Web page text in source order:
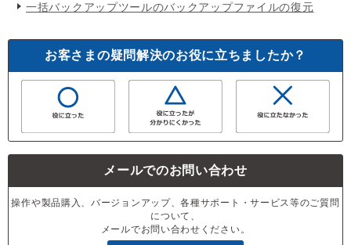
一括バックアップツールのバックアップファイルの復元
お客さまの疑問解決のお役に立ちましたか？
メールでのお問い合わせ
操作や製品購入、バージョンアップ、各種サポート・サービス等のご質問
について、
メールでお問い合わせください。